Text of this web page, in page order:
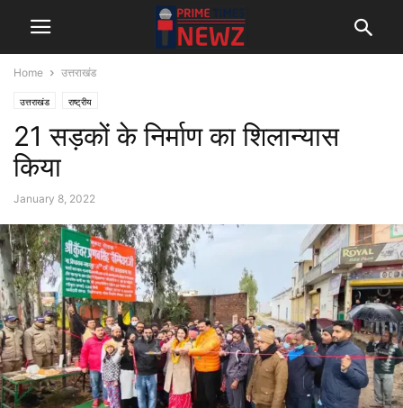
Home उत्तराखंड
उत्तराखंड राष्ट्रीय
21 सड़कों के निर्माण का शिलान्यास
किया
January 8, 2022